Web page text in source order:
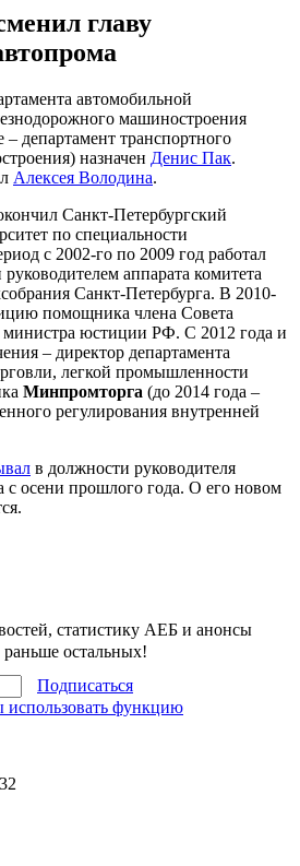
главу
автомобильной
машиностроения
– департамент транспортного
назначен Денис Пак.
Алексея Володина.
Санкт-Петербургский
по специальности
с 2002-го по 2009 год работал
аппарата комитета
Санкт-Петербурга. В 2010-
помощника члена Совета
юстиции РФ. С 2012 года и
– директор департамента
легкой промышленности
Минпромторга (до 2014 года –
регулирования внутренней
в должности руководителя
с осени прошлого года. О его новом
статистику АЕБ и анонсы
остальных!
Подписаться